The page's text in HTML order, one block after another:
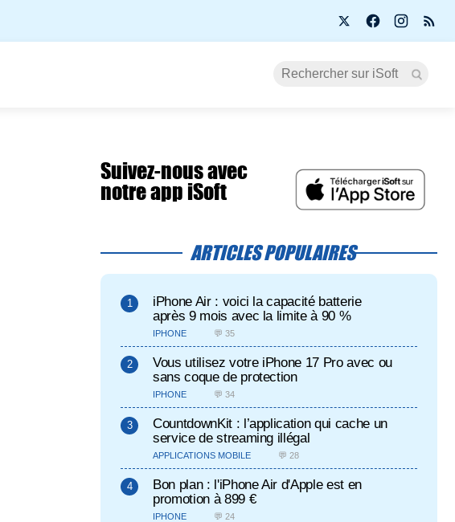
Suivez-nous avec
notre app iSoft
ARTICLES POPULAIRES
iPhone Air : voici la capacité batterie
après 9 mois avec la limite à 90 %
IPHONE 💬 35
Vous utilisez votre iPhone 17 Pro avec ou
sans coque de protection
IPHONE 💬 34
CountdownKit : l’application qui cache un
service de streaming illégal
APPLICATIONS MOBILE 💬 28
Bon plan : l'iPhone Air d'Apple est en
promotion à 899 €
IPHONE 💬 24